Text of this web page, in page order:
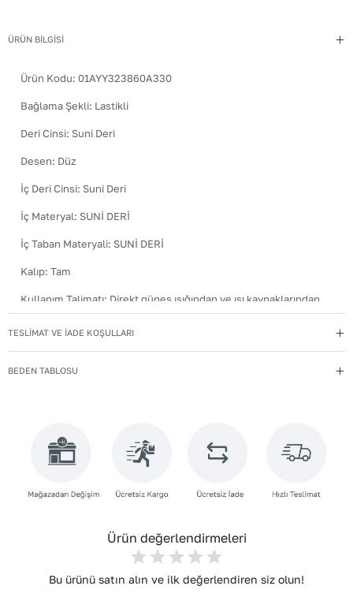
ÜRÜN BİLGİSİ
Ürün Kodu: 01AYY323860A330
Bağlama Şekli: Lastikli
Deri Cinsi: Suni Deri
Desen: Düz
İç Deri Cinsi: Suni Deri
İç Materyal: SUNİ DERİ
İç Taban Materyali: SUNİ DERİ
Kalıp: Tam
Kullanım Talimatı: Direkt güneş ışığından ve ısı kaynaklarından
uzak tutun.
Suni Deri
Menşei:Türkiye
Topuk Tipi:Düz Topuklu
arındırın. Hafif nemli bezle silin, doğal olarak kurumasını
TESLİMAT VE İADE KOŞULLARI
BEDEN TABLOSU
Ürün değerlendirmeleri
Bu ürünü satın alın ve ilk değerlendiren siz olun!